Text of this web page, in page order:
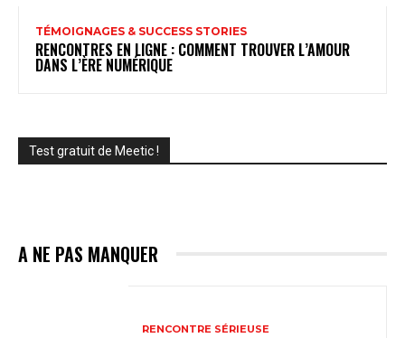
TÉMOIGNAGES & SUCCESS STORIES
RENCONTRES EN LIGNE : COMMENT TROUVER L’AMOUR
DANS L’ÈRE NUMÉRIQUE
Test gratuit de Meetic !
A NE PAS MANQUER
RENCONTRE SÉRIEUSE